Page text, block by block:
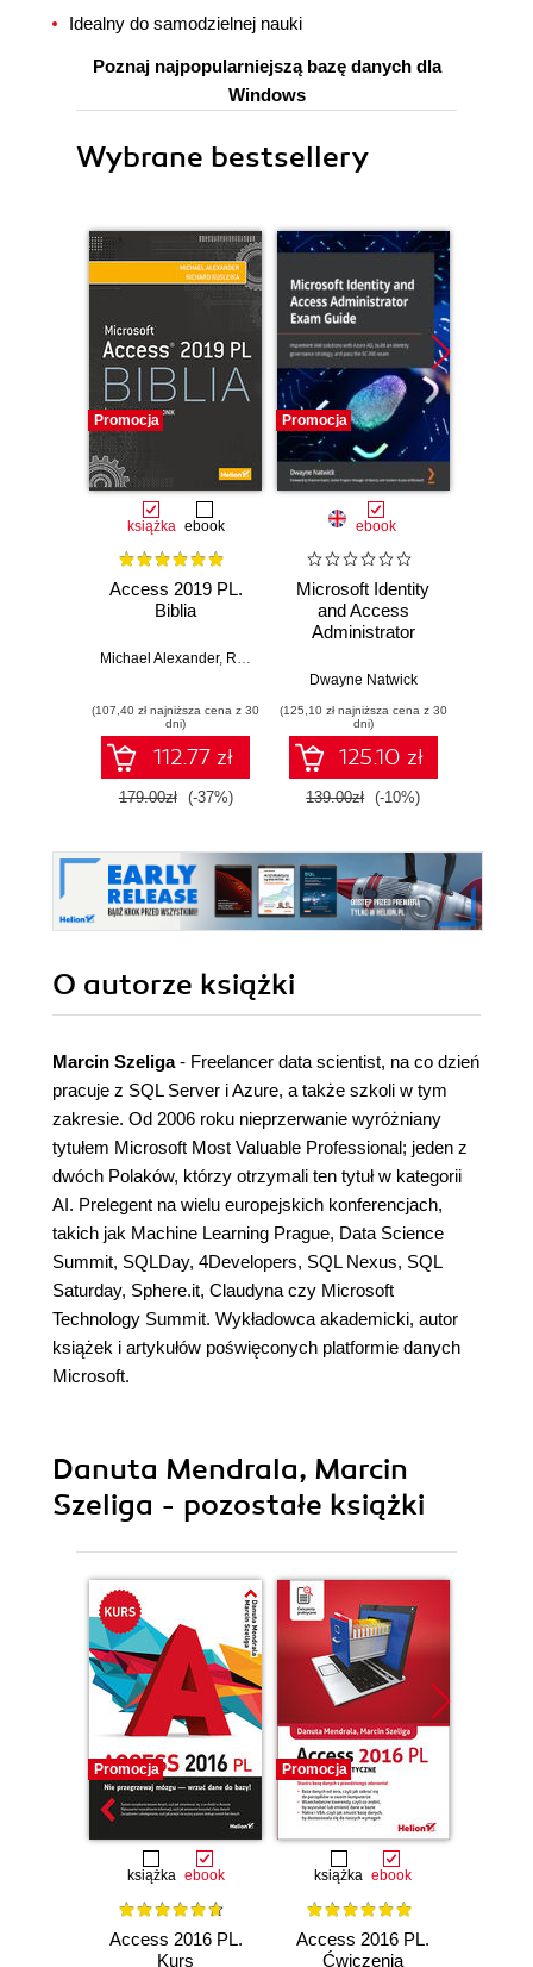
Idealny do samodzielnej nauki
Poznaj najpopularniejszą bazę danych dla
Windows
Wybrane bestsellery
Promocja
książka ebook
Access 2019 PL.
Biblia
Michael Alexander, Richard Kusleika
(107,40 zł najniższa cena z 30
dni)
112.77 zł
179.00zł (-37%)
Promocja
ebook
Microsoft Identity
and Access
Administrator
Implement IAM
Azure AD, build an
identity governance
strategy, and pass
the SC-300 exam
Dwayne Natwick
(125,10 zł najniższa cena z 30
dni)
125.10 zł
139.00zł (-10%)
O autorze książki
Marcin Szeliga- Freelancer data scientist, na co dzień
pracuje z SQL Server i Azure, a także szkoli w tym
zakresie. Od 2006 roku nieprzerwanie wyróżniany
tytułem Microsoft Most Valuable Professional; jeden z
dwóch Polaków, którzy otrzymali ten tytuł w kategorii
AI. Prelegent na wielu europejskich konferencjach,
takich jak Machine Learning Prague, Data Science
Summit, SQLDay, 4Developers, SQL Nexus, SQL
Saturday, Sphere.it, Claudyna czy Microsoft
Technology Summit. Wykładowca akademicki, autor
książek i artykułów poświęconych platformie danych
Microsoft.
Danuta Mendrala, Marcin
Szeliga - pozostałe książki
Promocja
książka ebook
Access 2016 PL.
Kurs
Promocja
książka ebook
Access 2016 PL.
Ćwiczenia